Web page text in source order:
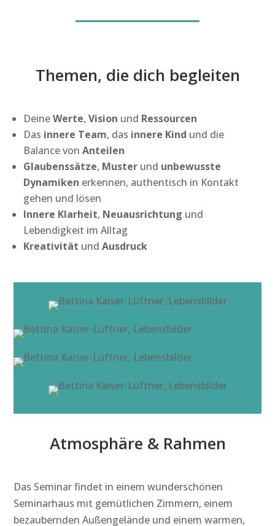
Themen, die dich begleiten
DeineWerte,Vision und Ressourcen
Das innere Team, das innere Kind und die
Balance vonAnteilen
Glaubenssätze, Muster und unbewusste
Dynamiken erkennen, authentisch in Kontakt
gehen und lösen
Innere Klarheit, Neuausrichtung und
Lebendigkeit im Alltag
Kreativität undAusdruck
Atmosphäre & Rahmen
Das Seminar findet in einem wunderschönen
Seminarhaus mit gemütlichen Zimmern, einem
bezaubernden Außengelände und einem warmen,